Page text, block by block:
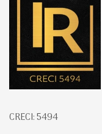
CRECI: 5494